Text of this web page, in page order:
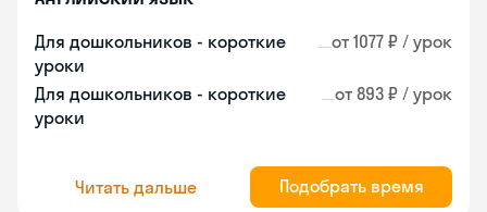
Для дошкольников - короткие
уроки
от 1077 ₽ / урок
Для дошкольников - короткие
уроки
от 893 ₽ / урок
Читать дальше Подобрать время